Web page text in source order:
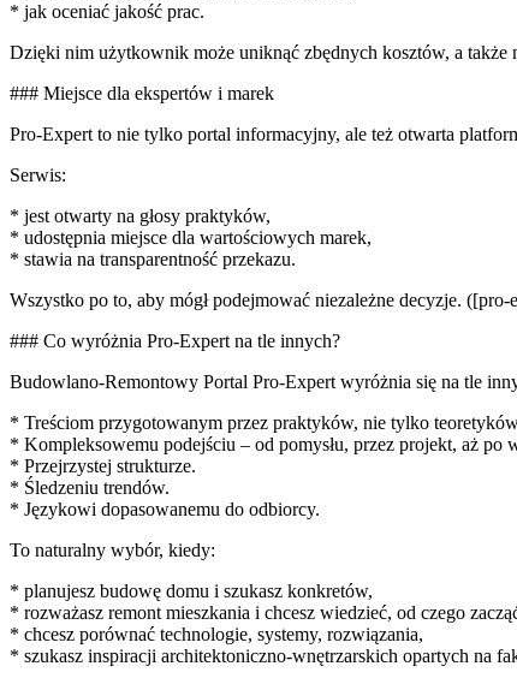
* jak oceniać jakość prac.
Dzięki nim użytkownik może uniknąć zbędnych kosztów, a także
### Miejsce dla ekspertów i marek
Pro-Expert to nie tylko portal informacyjny, ale też otwarta
Serwis:
* jest otwarty na głosy praktyków,
* udostępnia miejsce dla wartościowych marek,
* stawia na transparentność przekazu.
Wszystko po to, aby mógł podejmować niezależne decyzje.
### Co wyróżnia Pro-Expert na tle innych?
Budowlano-Remontowy Portal Pro-Expert wyróżnia się na tle
* Treściom przygotowanym przez praktyków, nie tylko
* Kompleksowemu podejściu – od pomysłu, przez projekt, aż po
* Przejrzystej strukturze.
* Śledzeniu trendów.
* Językowi dopasowanemu do odbiorcy.
To naturalny wybór, kiedy:
* planujesz budowę domu i szukasz konkretów,
* rozważasz remont mieszkania i chcesz wiedzieć, od czego
* chcesz porównać technologie, systemy, rozwiązania,
* szukasz inspiracji architektoniczno-wnętrzarskich opartych na